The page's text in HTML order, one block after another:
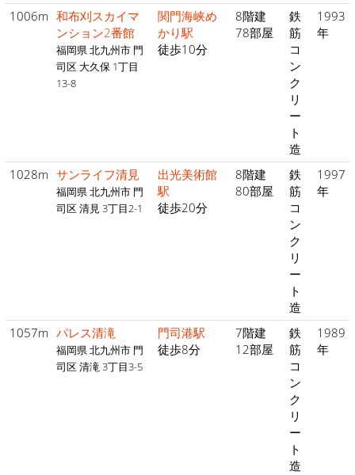
1006m 和布刈スカイマ
ンション2番館
福岡県 北九州市 門
司区 大久保 1丁目
13-8
関門海峡め
かり駅
徒歩10分
8階建
78部屋
鉄
筋
コ
ン
ク
リ
ー
ト
造
1993
年
1028m サンライフ清見
福岡県 北九州市 門
司区 清見 3丁目2-1
出光美術館
駅
徒歩20分
8階建
80部屋
鉄
筋
コ
ン
ク
リ
ー
ト
造
1997
年
1057m パレス清滝
福岡県 北九州市 門
司区 清滝 3丁目3-5
門司港駅
徒歩8分
7階建
12部屋
鉄
筋
コ
ン
ク
リ
ー
ト
造
1989
年